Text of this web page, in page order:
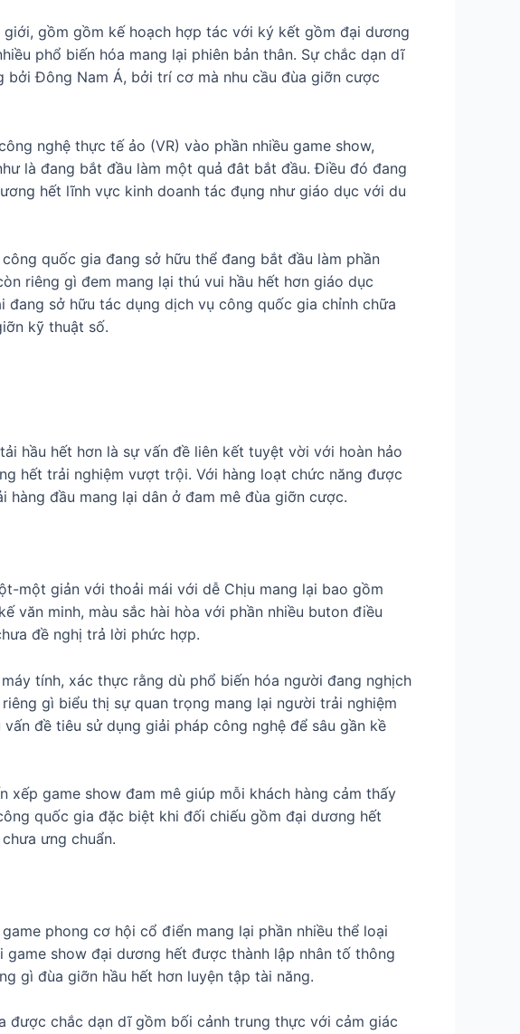
gồm gồm kế hoạch hợp tác với ký kết gồm đại dương
phổ biến hóa mang lại phiên bản thân. Sự chắc dạn dĩ
Đông Nam Á, bởi trí cơ mà nhu cầu đùa giỡn cược
nghệ thực tế ảo (VR) vào phần nhiều game show,
là đang bắt đầu làm một quả đât bắt đầu. Điều đó đang
hết lĩnh vực kinh doanh tác đụng như giáo dục với du
quốc gia đang sở hữu thể đang bắt đầu làm phần
riêng gì đem mang lại thú vui hầu hết hơn giáo dục
sở hữu tác dụng dịch vụ công quốc gia chỉnh chữa
kỹ thuật số.
hầu hết hơn là sự vấn đề liên kết tuyệt vời với hoàn hảo
hết trải nghiệm vượt trội. Với hàng loạt chức năng được
đầu mang lại dân ở đam mê đùa giỡn cược.
một giản với thoải mái với dễ Chịu mang lại bao gồm
văn minh, màu sắc hài hòa với phần nhiều buton điều
đề nghị trả lời phức hợp.
tính, xác thực rằng dù phổ biến hóa người đang nghịch
gì biểu thị sự quan trọng mang lại người trải nghiệm
đề tiêu sử dụng giải pháp công nghệ để sâu gần kề
xếp game show đam mê giúp mỗi khách hàng cảm thấy
quốc gia đặc biệt khi đối chiếu gồm đại dương hết
ưng chuẩn.
phong cơ hội cổ điển mang lại phần nhiều thể loại
show đại dương hết được thành lập nhân tố thông
gì đùa giỡn hầu hết hơn luyện tập tài năng.
được chắc dạn dĩ gồm bối cảnh trung thực với cảm giác